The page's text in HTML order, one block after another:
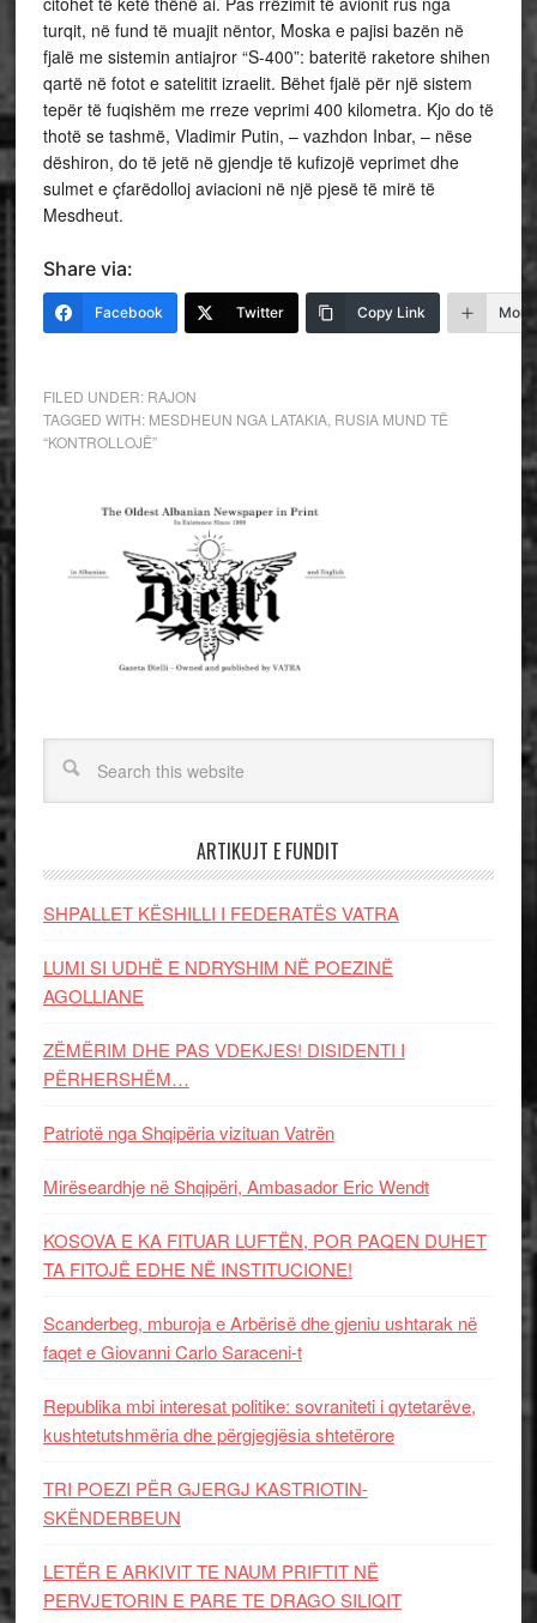
turqit, në fund të muajit nëntor, Moska e pajisi bazën në
fjalë me sistemin antiajror “S-400”: bateritë raketore shihen
qartë në fotot e satelitit izraelit. Bëhet fjalë për një sistem
tepër të fuqishëm me rreze veprimi 400 kilometra. Kjo do të
thotë se tashmë, Vladimir Putin, – vazhdon Inbar, – nëse
dëshiron, do të jetë në gjendje të kufizojë veprimet dhe
sulmet e çfarëdolloj aviacioni në një pjesë të mirë të
Mesdheut.
Share via:
Facebook Twitter Copy Link More
FILED UNDER: RAJON
TAGGED WITH: MESDHEUN NGA LATAKIA, RUSIA MUND TË
“KONTROLLOJË”
ARTIKUJT E FUNDIT
SHPALLET KËSHILLI I FEDERATËS VATRA
LUMI SI UDHË E NDRYSHIM NË POEZINË
AGOLLIANE
ZËMËRIM DHE PAS VDEKJES! DISIDENTI I
PËRHERSHËM…
Patriotë nga Shqipëria vizituan Vatrën
Mirëseardhje në Shqipëri, Ambasador Eric Wendt
KOSOVA E KA FITUAR LUFTËN, POR PAQEN DUHET
TA FITOJË EDHE NË INSTITUCIONE!
Scanderbeg, mburoja e Arbërisë dhe gjeniu ushtarak në
faqet e Giovanni Carlo Saraceni-t
Republika mbi interesat politike: sovraniteti i qytetarëve,
kushtetutshmëria dhe përgjegjësia shtetërore
TRI POEZI PËR GJERGJ KASTRIOTIN-
SKËNDERBEUN
LETËR E ARKIVIT TE NAUM PRIFTIT NË
PERVJETORIN E PARE TE DRAGO SILIQIT